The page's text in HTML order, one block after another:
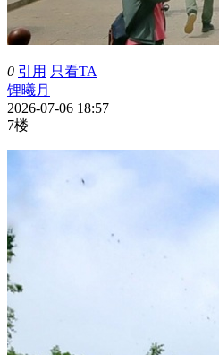
0 引用 只看TA
锂曦月
2026-07-06 18:57
7楼